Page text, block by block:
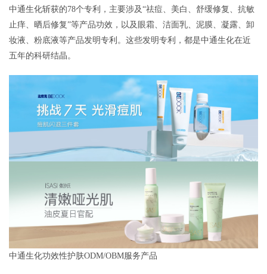
中通生化斩获的78个专利，主要涉及“祛痘、美白、舒缓修复、抗敏
止痒、晒后修复”等产品功效，以及眼霜、洁面乳、泥膜、凝露、卸
妆液、粉底液等产品发明专利。这些发明专利，都是中通生化在近
五年的科研结晶。
中通生化功效性护肤ODM/OBM服务产品